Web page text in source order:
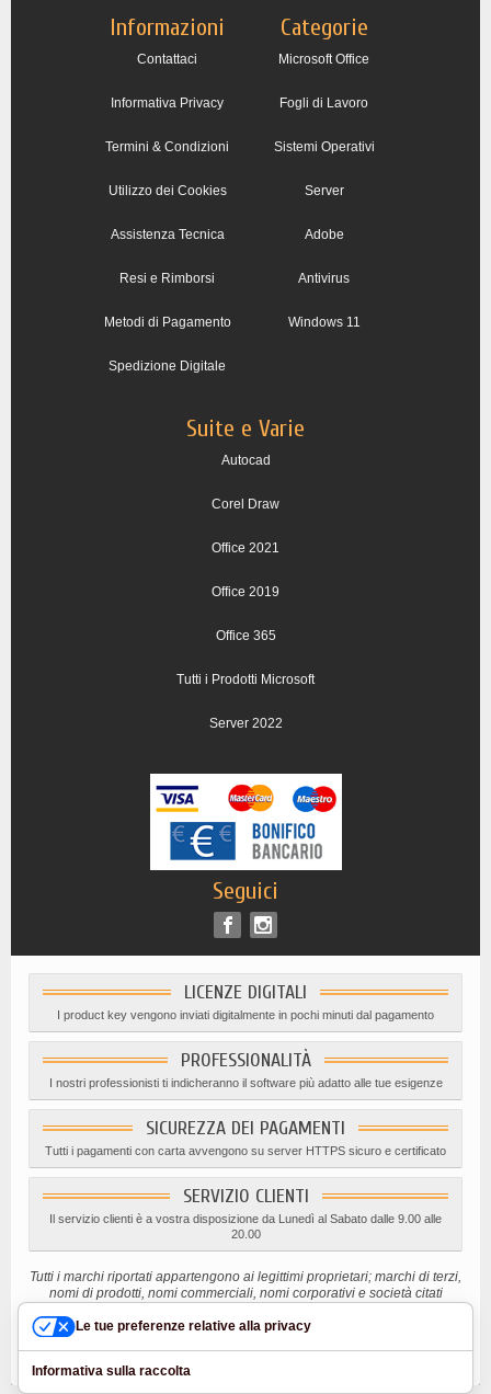
Informazioni
Contattaci
Informativa Privacy
Termini & Condizioni
Utilizzo dei Cookies
Assistenza Tecnica
Resi e Rimborsi
Metodi di Pagamento
Spedizione Digitale
Categorie
Microsoft Office
Fogli di Lavoro
Sistemi Operativi
Server
Adobe
Antivirus
Windows 11
Suite e Varie
Autocad
Corel Draw
Office 2021
Office 2019
Office 365
Tutti i Prodotti Microsoft
Server 2022
Seguici
LICENZE DIGITALI
I product key vengono inviati digitalmente in pochi minuti dal pagamento
PROFESSIONALITÀ
I nostri professionisti ti indicheranno il software più adatto alle tue esigenze
SICUREZZA DEI PAGAMENTI
Tutti i pagamenti con carta avvengono su server HTTPS sicuro e certificato
SERVIZIO CLIENTI
Il servizio clienti è a vostra disposizione da Lunedì al Sabato dalle 9.00 alle
20.00
Tutti i marchi riportati appartengono ai legittimi proprietari; marchi di terzi,
nomi di prodotti, nomi commerciali, nomi corporativi e società citati
d’altre società e sono stati utilizzati a puro scopo esplicativo ed a
Le tue preferenze relative alla privacy
Informativa sulla raccolta